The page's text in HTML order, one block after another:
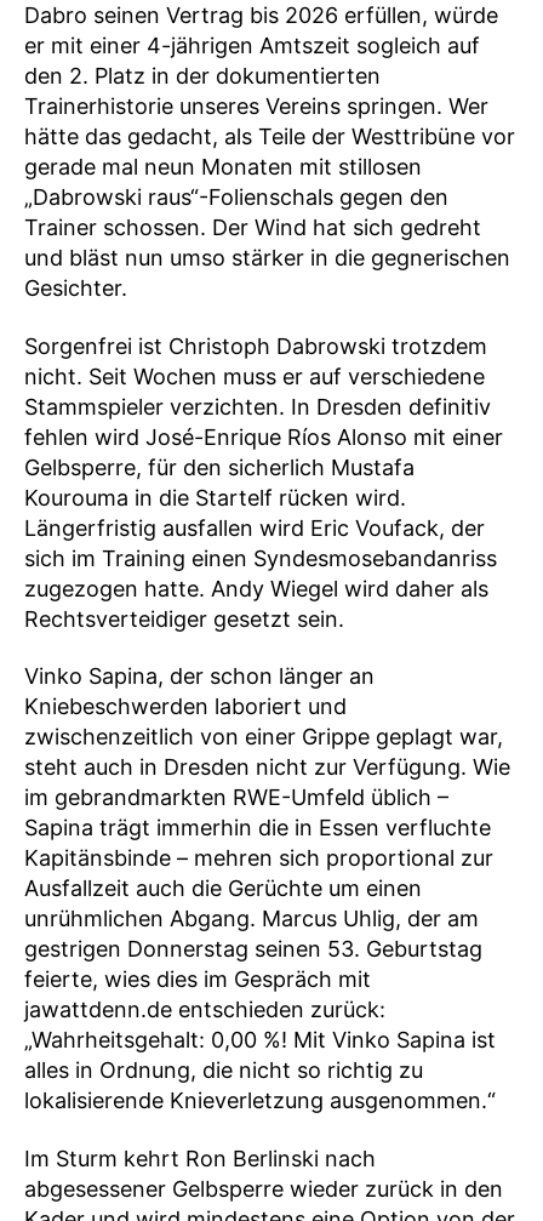
Dabro seinen Vertrag bis 2026 erfüllen, würde
er mit einer 4-jährigen Amtszeit sogleich auf
den 2. Platz in der dokumentierten
Trainerhistorie unseres Vereins springen. Wer
hätte das gedacht, als Teile der Westtribüne vor
gerade mal neun Monaten mit stillosen
„Dabrowski raus“-Folienschals gegen den
Trainer schossen. Der Wind hat sich gedreht
und bläst nun umso stärker in die gegnerischen
Gesichter.
Sorgenfrei ist Christoph Dabrowski trotzdem
nicht. Seit Wochen muss er auf verschiedene
Stammspieler verzichten. In Dresden definitiv
fehlen wird José-Enrique Ríos Alonso mit einer
Gelbsperre, für den sicherlich Mustafa
Kourouma in die Startelf rücken wird.
Längerfristig ausfallen wird Eric Voufack, der
sich im Training einen Syndesmosebandanriss
zugezogen hatte. Andy Wiegel wird daher als
Rechtsverteidiger gesetzt sein.
Vinko Sapina, der schon länger an
Kniebeschwerden laboriert und
zwischenzeitlich von einer Grippe geplagt war,
steht auch in Dresden nicht zur Verfügung. Wie
im gebrandmarkten RWE-Umfeld üblich –
Sapina trägt immerhin die in Essen verfluchte
Kapitänsbinde – mehren sich proportional zur
Ausfallzeit auch die Gerüchte um einen
unrühmlichen Abgang. Marcus Uhlig, der am
gestrigen Donnerstag seinen 53. Geburtstag
feierte, wies dies im Gespräch mit
jawattdenn.de entschieden zurück:
„Wahrheitsgehalt: 0,00 %! Mit Vinko Sapina ist
alles in Ordnung, die nicht so richtig zu
lokalisierende Knieverletzung ausgenommen.“
Im Sturm kehrt Ron Berlinski nach
abgesessener Gelbsperre wieder zurück in den